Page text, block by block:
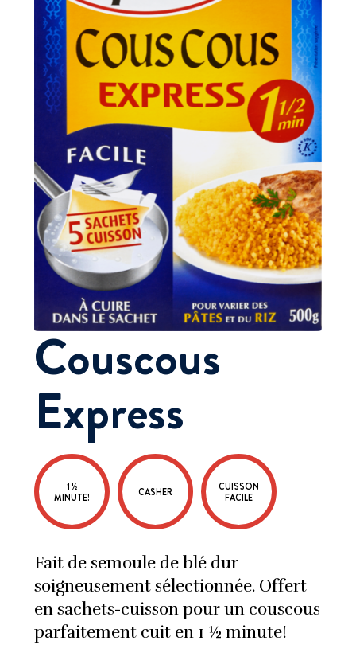
Couscous
Express
1 ½
MINUTE!
CASHER
CUISSON
FACILE
Fait de semoule de blé dur
soigneusement sélectionnée. Offert
en sachets-cuisson pour un couscous
parfaitement cuit en 1 ½ minute!